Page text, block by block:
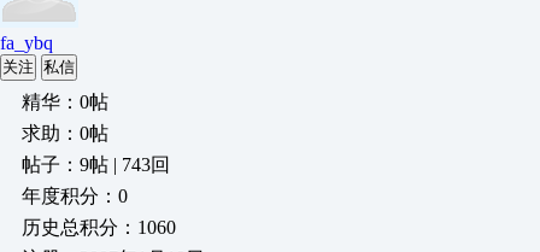
fa_ybq
关注 私信
精华：0帖
求助：0帖
帖子：9帖 | 743回
年度积分：0
历史总积分：1060